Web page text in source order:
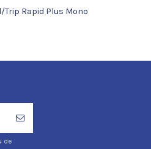
Trip Rapid Plus Mono
de